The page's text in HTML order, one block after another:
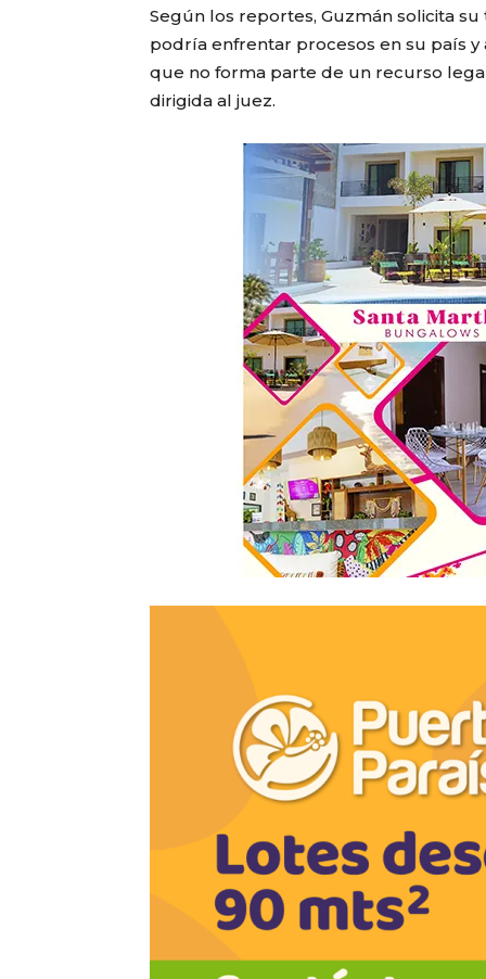
Según los reportes, Guzmán solicita
podría enfrentar procesos en su país
que no forma parte de un recurso
dirigida al juez.